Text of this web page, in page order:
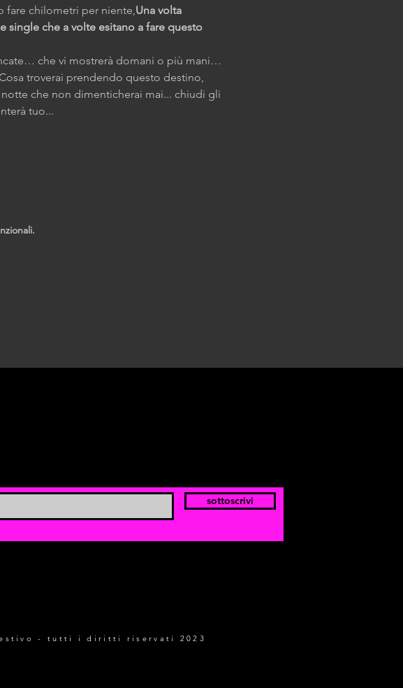
fare chilometri per niente,Una volta
single che a volte esitano a fare questo
che vi mostrerà domani o più mani…
troverai prendendo questo destino,
che non dimenticherai mai... chiudi gli
tuo...
sottoscrivi
- tutti i diritti riservati 2023